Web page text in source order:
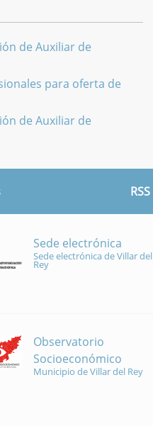
de Auxiliar de
para oferta de
de Auxiliar de
RSS
Sede electrónica
Sede electrónica de Villar del
Rey
Observatorio
Socioeconómico
Municipio de Villar del Rey